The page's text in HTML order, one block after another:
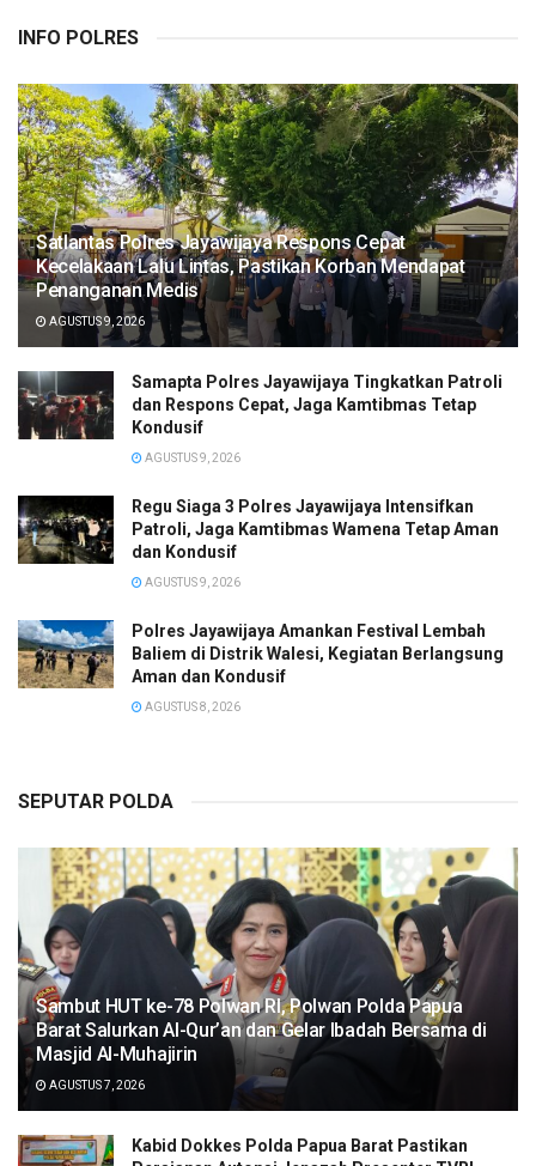
INFO POLRES
Satlantas Polres Jayawijaya Respons Cepat
Kecelakaan Lalu Lintas, Pastikan Korban Mendapat
Penanganan Medis
AGUSTUS 9, 2026
Samapta Polres Jayawijaya Tingkatkan Patroli
dan Respons Cepat, Jaga Kamtibmas Tetap
Kondusif
AGUSTUS 9, 2026
Regu Siaga 3 Polres Jayawijaya Intensifkan
Patroli, Jaga Kamtibmas Wamena Tetap Aman
dan Kondusif
AGUSTUS 9, 2026
Polres Jayawijaya Amankan Festival Lembah
Baliem di Distrik Walesi, Kegiatan Berlangsung
Aman dan Kondusif
AGUSTUS 8, 2026
SEPUTAR POLDA
Sambut HUT ke-78 Polwan RI, Polwan Polda Papua
Barat Salurkan Al-Qur’an dan Gelar Ibadah Bersama di
Masjid Al-Muhajirin
AGUSTUS 7, 2026
Kabid Dokkes Polda Papua Barat Pastikan